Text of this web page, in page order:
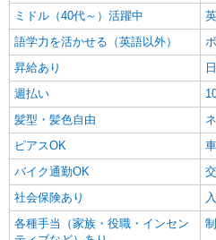
ミドル（40代～）活躍中
語学力を活かせる（英語以外）
昇給あり
週払い
髪型・髪色自由
ピアスOK
バイク通勤OK
社会保険あり
各種手当（家族・役職・インセン